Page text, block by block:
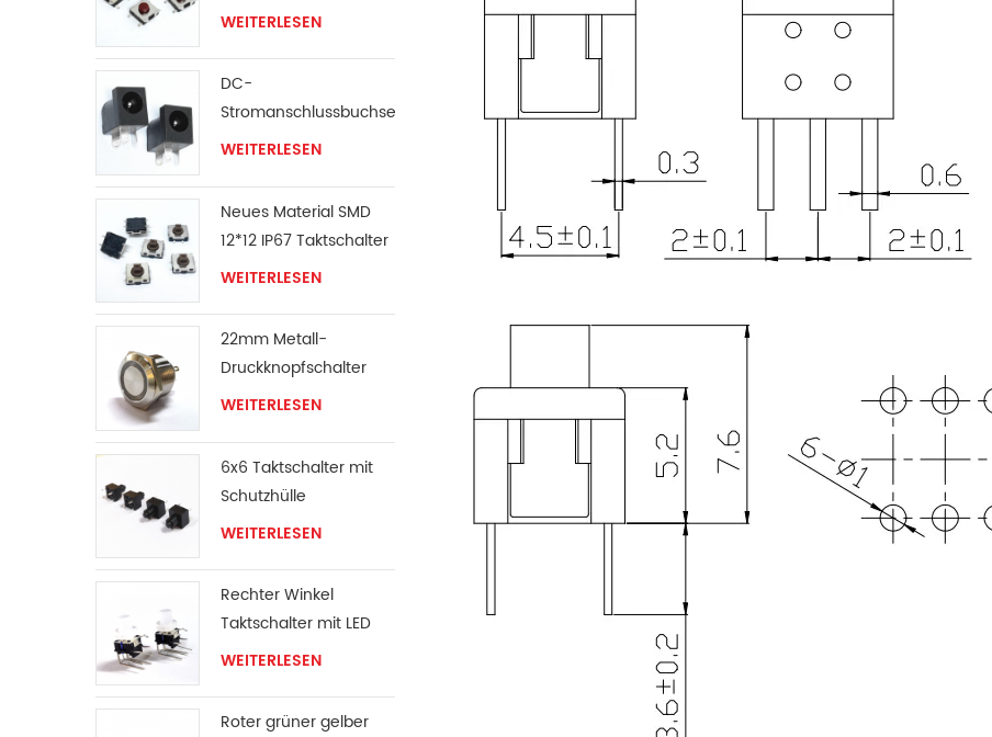
Oberflächenmontage
WEITERLESEN
DC-
Stromanschlussbuchse
WEITERLESEN
Neues Material SMD
12*12 IP67 Taktschalter
WEITERLESEN
22mm Metall-
Druckknopfschalter
WEITERLESEN
6x6 Taktschalter mit
Schutzhülle
WEITERLESEN
Rechter Winkel
Taktschalter mit LED
WEITERLESEN
Roter grüner gelber